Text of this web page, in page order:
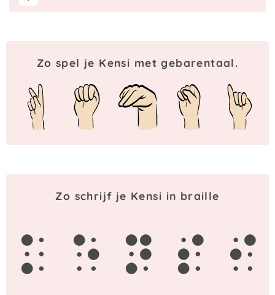
Zo spel je Kensi met gebarentaal.
Zo schrijf je Kensi in braille
k e n s i